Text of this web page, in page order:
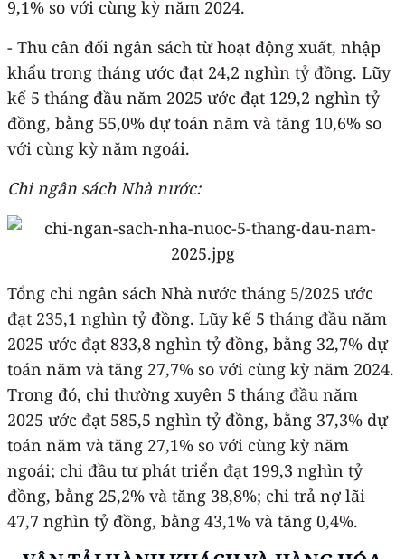
9,1% so với cùng kỳ năm 2024.
- Thu cân đối ngân sách từ hoạt động xuất, nhập
khẩu trong tháng ước đạt 24,2 nghìn tỷ đồng. Lũy
kế 5 tháng đầu năm 2025 ước đạt 129,2 nghìn tỷ
đồng, bằng 55,0% dự toán năm và tăng 10,6% so
với cùng kỳ năm ngoái.
Chi ngân sách Nhà nước:
Tổng chi ngân sách Nhà nước tháng 5/2025 ước
đạt 235,1 nghìn tỷ đồng. Lũy kế 5 tháng đầu năm
2025 ước đạt 833,8 nghìn tỷ đồng, bằng 32,7% dự
toán năm và tăng 27,7% so với cùng kỳ năm 2024.
Trong đó, chi thường xuyên 5 tháng đầu năm
2025 ước đạt 585,5 nghìn tỷ đồng, bằng 37,3% dự
toán năm và tăng 27,1% so với cùng kỳ năm
ngoái; chi đầu tư phát triển đạt 199,3 nghìn tỷ
đồng, bằng 25,2% và tăng 38,8%; chi trả nợ lãi
47,7 nghìn tỷ đồng, bằng 43,1% và tăng 0,4%.